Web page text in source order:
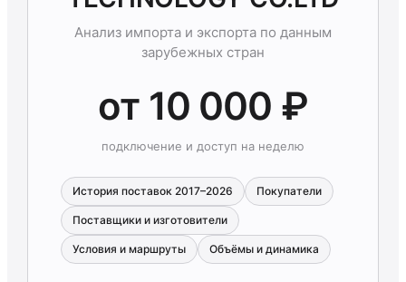
Анализ импорта и экспорта по данным
зарубежных стран
от 10 000 ₽
подключение и доступ на неделю
История поставок 2017–2026 Покупатели
Поставщики и изготовители
Условия и маршруты Объёмы и динамика